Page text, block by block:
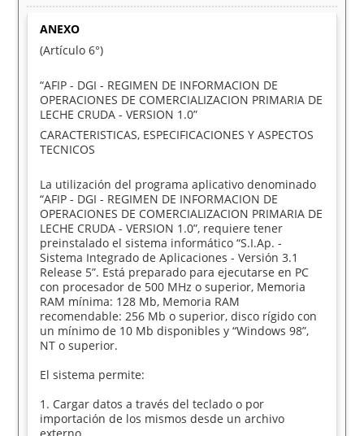
ANEXO
(Artículo 6°)
“AFIP - DGI - REGIMEN DE INFORMACION DE
OPERACIONES DE COMERCIALIZACION PRIMARIA DE
LECHE CRUDA - VERSION 1.0”
CARACTERISTICAS, ESPECIFICACIONES Y ASPECTOS
TECNICOS
La utilización del programa aplicativo denominado
“AFIP - DGI - REGIMEN DE INFORMACION DE
OPERACIONES DE COMERCIALIZACION PRIMARIA DE
LECHE CRUDA - VERSION 1.0”, requiere tener
preinstalado el sistema informático “S.I.Ap. -
Sistema Integrado de Aplicaciones - Versión 3.1
Release 5”. Está preparado para ejecutarse en PC
con procesador de 500 MHz o superior, Memoria
RAM mínima: 128 Mb, Memoria RAM
recomendable: 256 Mb o superior, disco rígido con
un mínimo de 10 Mb disponibles y “Windows 98”,
NT o superior.
El sistema permite:
1. Cargar datos a través del teclado o por
importación de los mismos desde un archivo